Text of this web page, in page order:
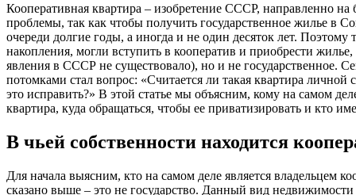
Кооперативная квартира – изобретение СССР, направленно
проблемы, так как чтобы получить государственное жилье в
очереди долгие годы, а иногда и не один десяток лет. Поэтому
накопления, могли вступить в кооператив и приобрести жилье,
явления в СССР не существовало), но и не государственное.
потомками стал вопрос: «Считается ли такая квартира личной
это исправить?» В этой статье мы объясним, кому на самом
квартира, куда обращаться, чтобы ее приватизировать и кто
В чьей собственности находится
Для начала выясним, кто на самом деле является владельцем
сказано выше – это не государство. Данный вид недвижимости